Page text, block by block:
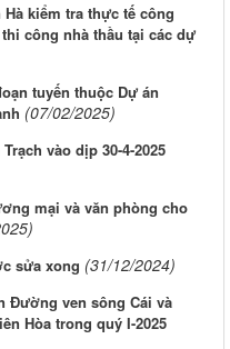
kiểm tra thực tế công
công nhà thầu tại các dự
tuyến thuộc Dự án
(07/02/2025)
vào dịp 30-4-2025
mại và văn phòng cho
sửa xong (31/12/2024)
Đường ven sông Cái và
Hòa trong quý I-2025